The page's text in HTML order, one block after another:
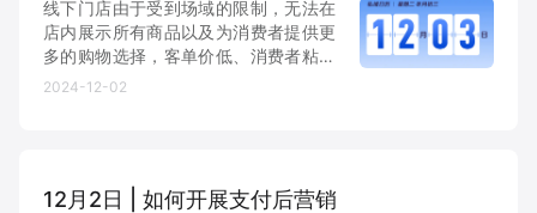
线下门店由于受到场域的限制，无法在
店内展示所有商品以及为消费者提供更
多的购物选择，客单价低、消费者粘性
弱。商家可以延伸线上货架，将自己供
2024-12-02
12月2日 | 如何开展支付后营销